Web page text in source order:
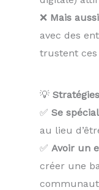
❌ Mais
avec des
trustent ces
💡
✅ Se
au lieu
✅ Avoir un
créer une